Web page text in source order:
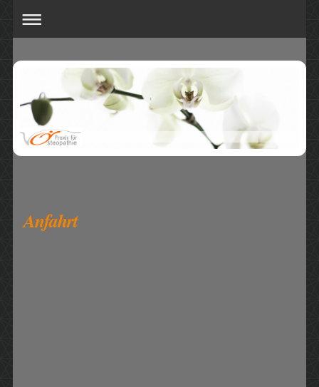
Anfahrt